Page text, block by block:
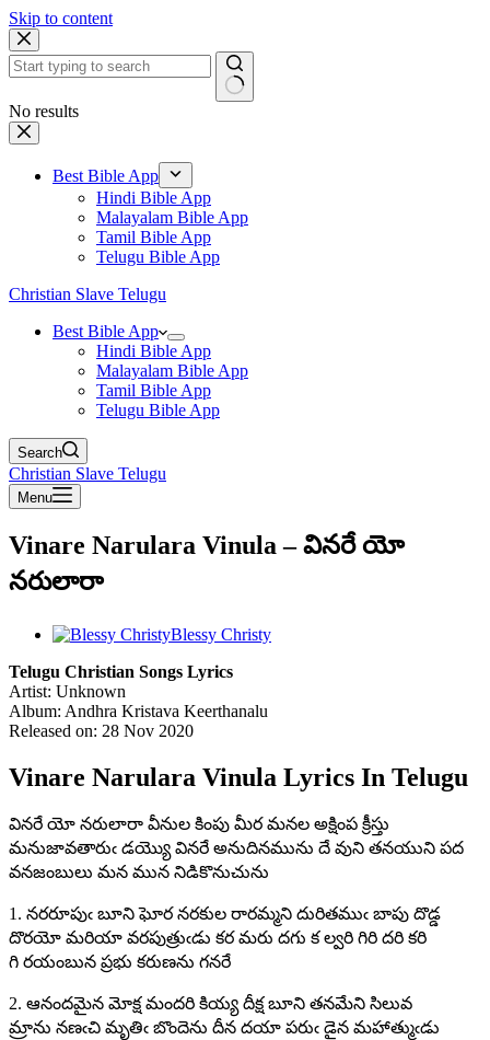
Skip to content
No results
Best Bible App
Hindi Bible App
Malayalam Bible App
Tamil Bible App
Telugu Bible App
Christian Slave Telugu
Best Bible App
Hindi Bible App
Malayalam Bible App
Tamil Bible App
Telugu Bible App
Search
Christian Slave Telugu
Menu
Vinare Narulara Vinula – వినరే యో
నరులారా
Blessy Christy
Telugu Christian Songs Lyrics
Artist: Unknown
Album: Andhra Kristava Keerthanalu
Released on: 28 Nov 2020
Vinare Narulara Vinula Lyrics In Telugu
వినరే యో నరులారా వీనుల కింపు మీర మనల అక్షింప క్రీస్తు
మనుజావతారుఁ డయ్యొ వినరే అనుదినమును దే వుని తనయుని పద
వనజంబులు మన మున నిడికొనుచును
1. నరరూపుఁ బూని ఘోర నరకుల రారమ్మని దురితముఁ బాపు దొడ్డ
దొరయో మరియా వరపుత్రుఁడు కర మరు దగు క ల్వరి గిరి దరి కరి
గి రయంబున ప్రభు కరుణను గనరే
2. ఆనందమైన మోక్ష మందరి కియ్య దీక్ష బూని తనమేని సిలువ
మ్రాను నణఁచి మృతిఁ బొందెను దీన దయా పరుఁ డైన మహాత్ముఁడు